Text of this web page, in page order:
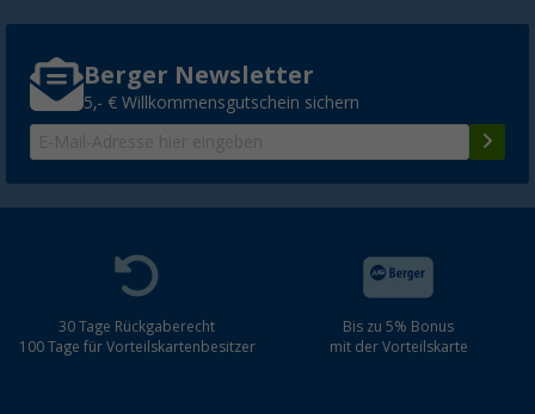
Berger Newsletter
5,- € Willkommensgutschein sichern
30 Tage Rückgaberecht
100 Tage für Vorteilskartenbesitzer
Bis zu 5% Bonus
mit der Vorteilskarte